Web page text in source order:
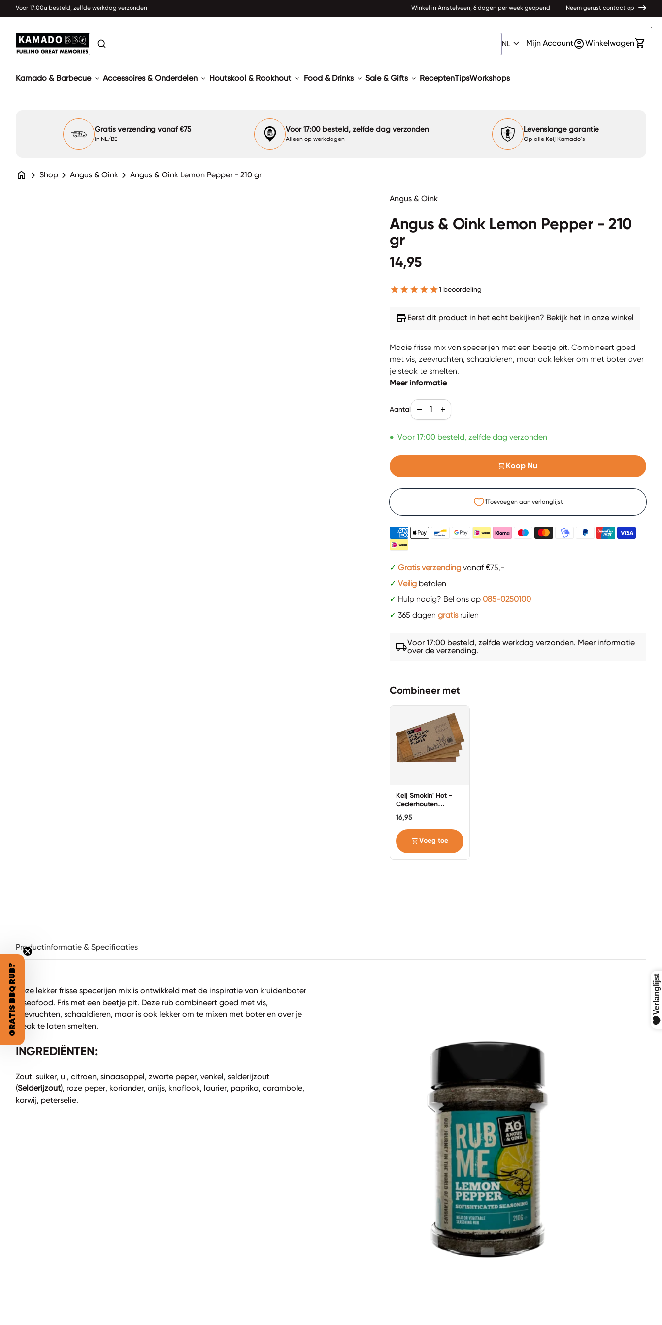
Voor 17:00u besteld, zelfde werkdag verzonden Winkel in Amstelveen, 6 dagen per week geopend Neem gerust contact op
search Home
NLexpand_moreAccount
account_circle Mijn winkelwagen bekijken
shopping_cart
Home
NL expand_more Account
Mijn Accountaccount_circleMijn winkelwagen
Winkelwagenshopping_cart
Kamado & Barbecue expand_more Accessoires & Onderdelen expand_more Houtskool & Rookhout expand_more Food & Drinks expand_more Sale & Gifts expand_more ReceptenTipsWorkshops
Gratis verzending vanaf €75
in NL/BE
Voor 17:00 besteld, zelfde dag verzonden
Alleen op werkdagen
Levenslange garantie
Op alle Keij Kamado’s
home chevron_right Shop chevron_right Angus & Oink chevron_right Angus & Oink Lemon Pepper - 210 gr
Angus & Oink
Angus & Oink Lemon Pepper - 210
gr
Normale prijs
14,95
1 beoordeling
storeEerst dit product in het echt bekijken? Bekijk het in onze winkel
Mooie frisse mix van specerijen met een beetje pit. Combineert goed
met vis, zeevruchten, schaaldieren, maar ook lekker om met boter over
je steak te smelten.
Meer informatie
Aantal
Aantal verlagen voor
remove
Verhoog de aantal voor
add
• Voor 17:00 besteld, zelfde dag verzonden
shopping_cart Koop Nu
1Toevoegen aan verlanglijst
✓ Gratis verzendingvanaf €75,-
✓ Veiligbetalen
✓ Hulp nodig? Bel ons op 085-0250100
✓ 365 dagen gratisruilen
local_shippingVoor 17:00 besteld, zelfde werkdag verzonden. Meer informatie
over de verzending.
Combineer met
Keij Smokin' Hot -
Cederhouten
Rookplanken - 4
stuks
16,95
shopping_cart Voeg toe
Productinformatie & Specificaties
Deze lekker frisse specerijen mix is ontwikkeld met de inspiratie van kruidenboter
& seafood. Fris met een beetje pit. Deze rub combineert goed met vis,
zeevruchten, schaaldieren, maar is ook lekker om te mixen met boter en over je
steak te laten smelten.
INGREDIËNTEN:
Zout, suiker, ui, citroen, sinaasappel, zwarte peper, venkel, selderijzout
(Selderijzout), roze peper, koriander, anijs, knoflook, laurier, paprika, carambole,
karwij, peterselie.
GRATIS BBQ RUB?